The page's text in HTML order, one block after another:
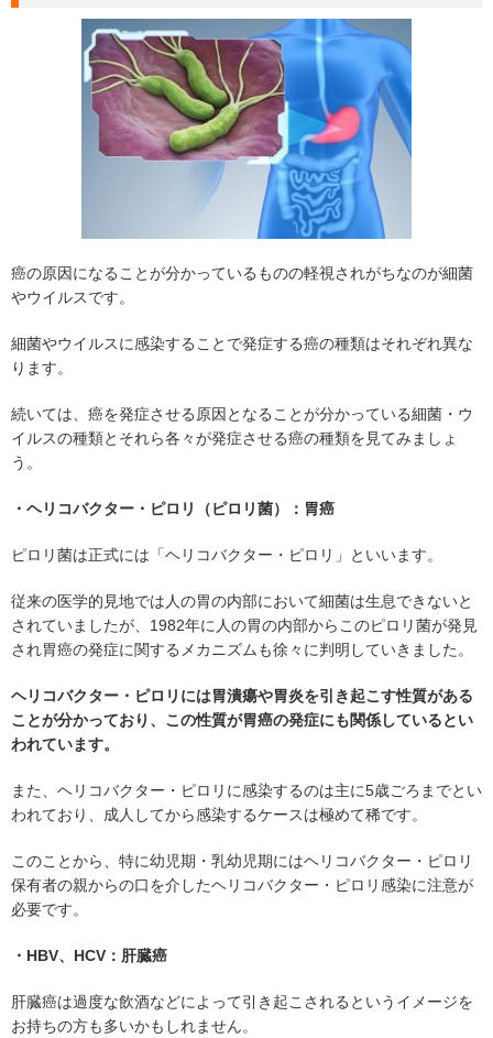
癌の原因になることが分かっているものの軽視されがちなのが細菌
やウイルスです。
細菌やウイルスに感染することで発症する癌の種類はそれぞれ異な
ります。
続いては、癌を発症させる原因となることが分かっている細菌・ウ
イルスの種類とそれら各々が発症させる癌の種類を見てみましょ
う。
・ヘリコバクター・ピロリ（ピロリ菌）：胃癌
ピロリ菌は正式には「ヘリコバクター・ピロリ」といいます。
従来の医学的見地では人の胃の内部において細菌は生息できないと
されていましたが、1982年に人の胃の内部からこのピロリ菌が発見
され胃癌の発症に関するメカニズムも徐々に判明していきました。
ヘリコバクター・ピロリには胃潰瘍や胃炎を引き起こす性質がある
ことが分かっており、この性質が胃癌の発症にも関係しているとい
われています。
また、ヘリコバクター・ピロリに感染するのは主に5歳ごろまでとい
われており、成人してから感染するケースは極めて稀です。
このことから、特に幼児期・乳幼児期にはヘリコバクター・ピロリ
保有者の親からの口を介したヘリコバクター・ピロリ感染に注意が
必要です。
・HBV、HCV：肝臓癌
肝臓癌は過度な飲酒などによって引き起こされるというイメージを
お持ちの方も多いかもしれません。